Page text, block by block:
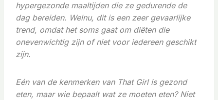
hypergezonde maaltijden die ze gedurende de
dag bereiden. Welnu, dit is een zeer gevaarlijke
trend, omdat het soms gaat om diëten die
onevenwichtig zijn of niet voor iedereen geschikt
zijn.
Eén van de kenmerken van That Girl is gezond
eten, maar wie bepaalt wat ze moeten eten? Niet